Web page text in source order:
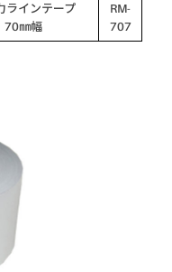
ラインテープ
㎜幅
RM-
707